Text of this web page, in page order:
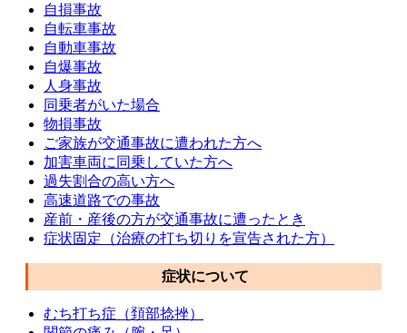
自損事故
自転車事故
自動車事故
自爆事故
人身事故
同乗者がいた場合
物損事故
ご家族が交通事故に遭われた方へ
加害車両に同乗していた方へ
過失割合の高い方へ
高速道路での事故
産前・産後の方が交通事故に遭ったとき
症状固定（治療の打ち切りを宣告された方）
症状について
むち打ち症（頚部捻挫）